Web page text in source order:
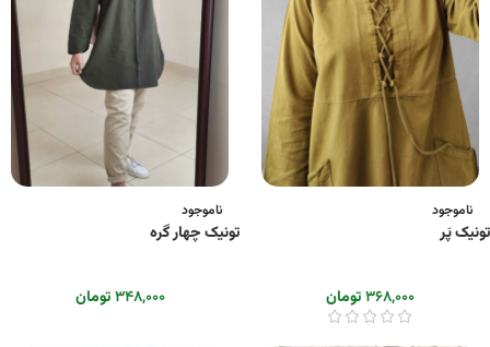
ناموجود
تونیک پَر
۳۶۸,۰۰۰تومان
ناموجود
تونیک چهار گره
۳۴۸,۰۰۰ تومان